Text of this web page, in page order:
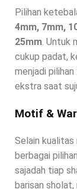
Pilihan
4mm, 7mm,
25mm . Untuk
cukup padat,
menjadi
ekstra saat
Motif &
Selain kualitas
berbagai
sajadah tiap
barisan